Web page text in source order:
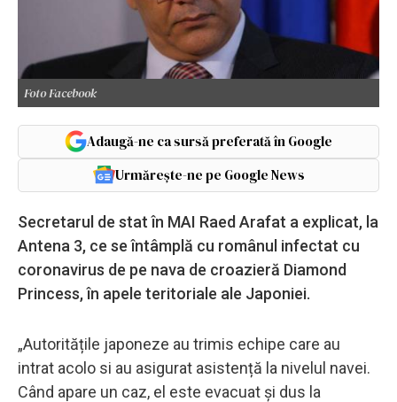
Foto Facebook
Adaugă-ne ca sursă preferată în Google
Urmărește-ne pe Google News
Secretarul de stat în MAI Raed Arafat a explicat, la
Antena 3, ce se întâmplă cu românul infectat cu
coronavirus de pe nava de croazieră Diamond
Princess, în apele teritoriale ale Japoniei.
„Autoritățile japoneze au trimis echipe care au
intrat acolo si au asigurat asistență la nivelul navei.
Când apare un caz, el este evacuat și dus la